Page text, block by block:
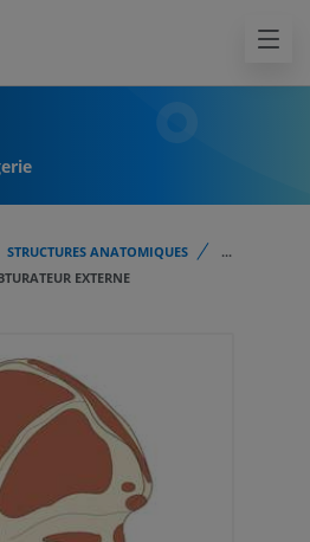
STRUCTURES ANATOMIQUES
...
EXTERNE